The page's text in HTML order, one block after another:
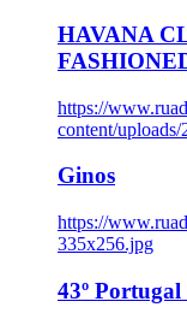
HAVANA
https://
content/
Ginos
https://
335x256.jpg
43º